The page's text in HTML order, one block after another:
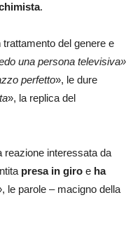
.
del genere e
una persona televisiva»
perfetto», le dure
», la replica del
interessata da
presa in giro e ha
le parole – macigno della